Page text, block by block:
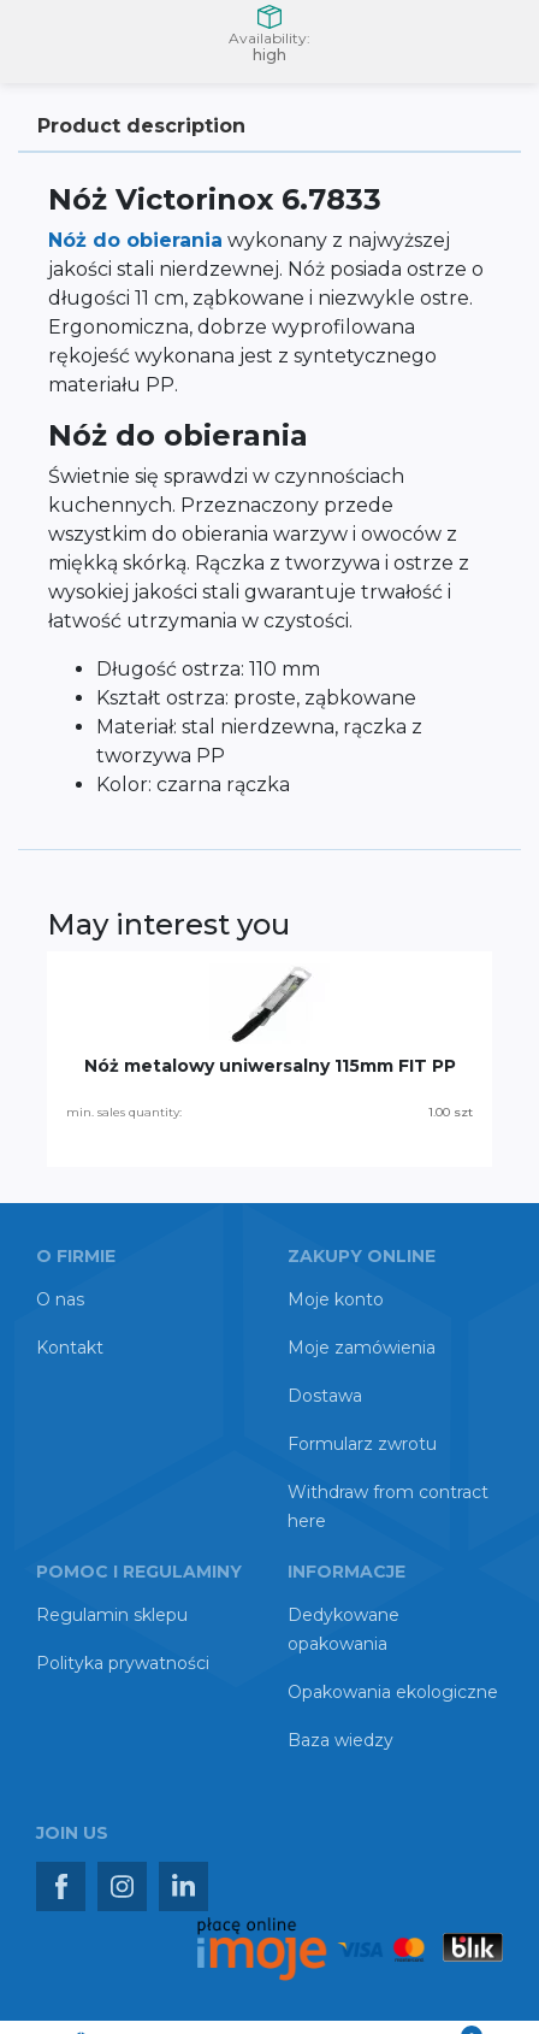
Availability:
high
Product description
Nóż Victorinox 6.7833
Nóż do obierania wykonany z najwyższej
jakości stali nierdzewnej. Nóż posiada ostrze o
długości 11 cm, ząbkowane i niezwykle ostre.
Ergonomiczna, dobrze wyprofilowana
rękojeść wykonana jest z syntetycznego
materiału PP.
Nóż do obierania
Świetnie się sprawdzi w czynnościach
kuchennych. Przeznaczony przede
wszystkim do obierania warzyw i owoców z
miękką skórką. Rączka z tworzywa i ostrze z
wysokiej jakości stali gwarantuje trwałość i
łatwość utrzymania w czystości.
Długość ostrza: 110 mm
Kształt ostrza: proste, ząbkowane
Materiał: stal nierdzewna, rączka z
tworzywa PP
Kolor: czarna rączka
May interest you
Nóż metalowy uniwersalny 115mm FIT PP
min. sales quantity: 1.00 szt
O FIRMIE
O nas
Kontakt
ZAKUPY ONLINE
Moje konto
Moje zamówienia
Dostawa
Formularz zwrotu
Withdraw from contract
here
POMOC I REGULAMINY
Regulamin sklepu
Polityka prywatności
INFORMACJE
Dedykowane
opakowania
Opakowania ekologiczne
Baza wiedzy
JOIN US